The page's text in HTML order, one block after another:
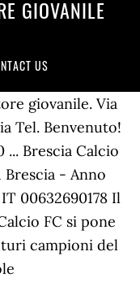
GIOVANILE
US
giovanile. Via
Tel. Benvenuto!
... Brescia Calcio
Brescia - Anno
00632690178 Il
FC si pone
campioni del